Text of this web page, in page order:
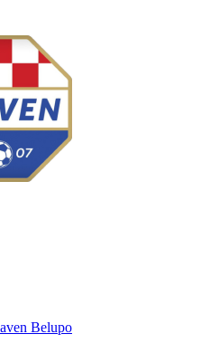
Belupo